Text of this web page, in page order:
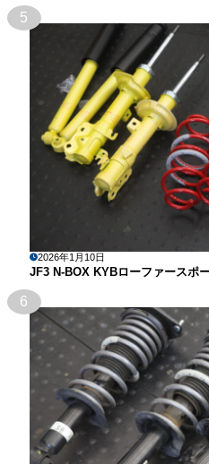
5
2026年1月10日
JF3 N-BOX KYBローファースポ
6